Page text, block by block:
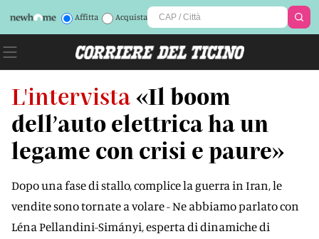
Affitta Acquista
L'intervista «Il boom
dell’auto elettrica ha un
legame con crisi e paure»
Dopo una fase di stallo, complice la guerra in Iran, le
vendite sono tornate a volare - Ne abbiamo parlato con
Léna Pellandini-Simányi, esperta di dinamiche di